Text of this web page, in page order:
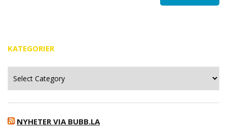
KATEGORIER
NYHETER VIA BUBB.LA